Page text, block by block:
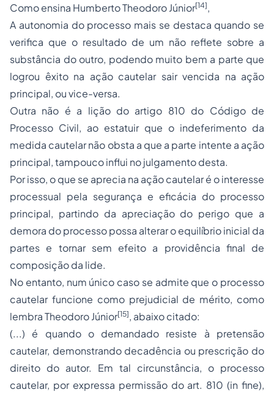
Como ensina Humberto Theodoro Júnior[14],
A autonomia do processo mais se destaca quando se
verifica que o resultado de um não reflete sobre a
substância do outro, podendo muito bem a parte que
logrou êxito na ação cautelar sair vencida na ação
principal, ou vice-versa.
Outra não é a lição do artigo 810 do Código de
Processo Civil, ao estatuir que o indeferimento da
medida cautelar não obsta a que a parte intente a ação
principal, tampouco influi no julgamento desta.
Por isso, o que se aprecia na ação cautelar é o interesse
processual pela segurança e eficácia do processo
principal, partindo da apreciação do perigo que a
demora do processo possa alterar o equilíbrio inicial da
partes e tornar sem efeito a providência final de
composição da lide.
No entanto, num único caso se admite que o processo
cautelar funcione como prejudicial de mérito, como
lembra Theodoro Júnior[15], abaixo citado:
(...) é quando o demandado resiste à pretensão
cautelar, demonstrando decadência ou prescrição do
direito do autor. Em tal circunstância, o processo
cautelar, por expressa permissão do art. 810 (in fine),